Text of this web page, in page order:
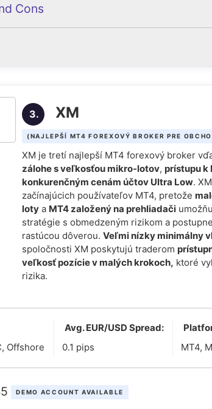
Cons
3. XM
(NAJLEPŠÍ MT4 FOREXOVÝ BROKER PRE
XM je tretí najlepší MT4 forexový broker
zálohe s veľkosťou mikro-lotov, prístupu k
konkurenčným cenám účtov Ultra Low.
začínajúcich používateľov MT4, pretože
loty a MT4 založený na prehliadači
stratégie s obmedzeným rizikom a
rastúcou dôverou.Veľmi nízky minimálny
spoločnosti XM poskytujú traderom
veľkosť pozície v malých krokoch, ktoré
rizika.
Offshore
Avg. EUR/USD Spread:
0.1 pips
MT4,
DEMO ACCOUNT AVAILABLE